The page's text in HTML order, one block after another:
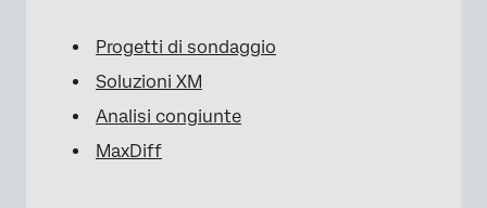
Progetti di sondaggio
Soluzioni XM
Analisi congiunte
MaxDiff